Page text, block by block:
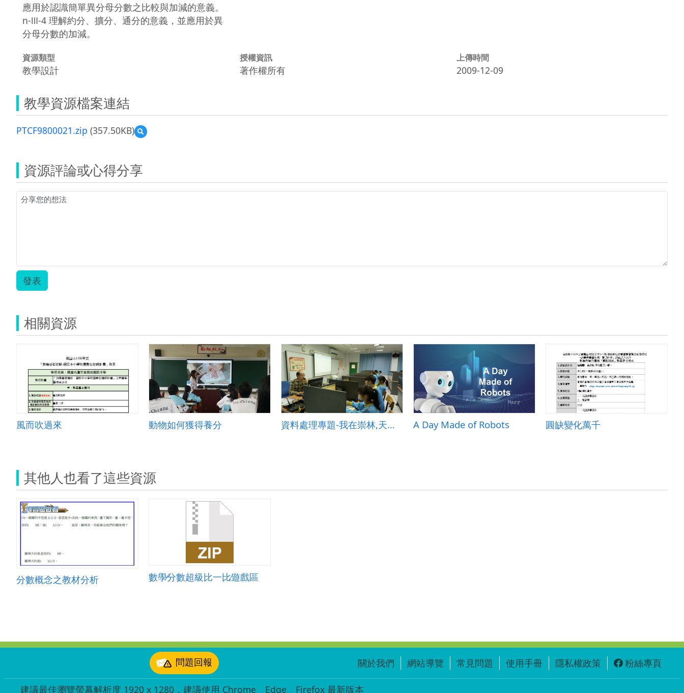
應用於認識簡單異分母分數之比較與加減的意義。
n-Ⅲ-4 理解約分、擴分、通分的意義，並應用於異
分母分數的加減。
資源類型
教學設計
授權資訊
著作權所有
上傳時間
2009-12-09
教學資源檔案連結
PTCF9800021.zip (357.50KB)
預
覽
資源評論或心得分享
發表
相關資源
風而吹過來 動物如何獲得養分 資料處理專題-我在崇林,天氣晴 A Day Made of Robots 圓缺變化萬千
其他人也看了這些資源
分數概念之教材分析 數學∕分數超級比一比∕遊戲區
問題回報 關於我們 網站導覽 常見問題 使用手冊 隱私權政策 粉絲專頁
建議最佳瀏覽螢幕解析度 1920 x 1280，建議使用 Chrome、Edge、Firefox 最新版本